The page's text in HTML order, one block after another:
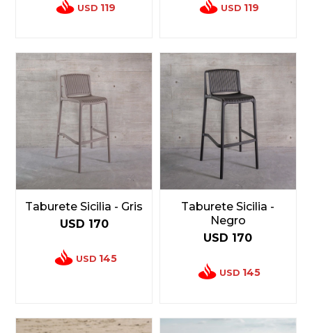
USD 119 USD 119
Taburete Sicilia - Gris
USD 170
USD 145
Taburete Sicilia -
Negro
USD 170
USD 145